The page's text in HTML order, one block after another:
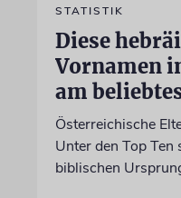
STATISTIK
Diese
Vornamen
am
Österreichische
Unter den Top Ten
biblischen